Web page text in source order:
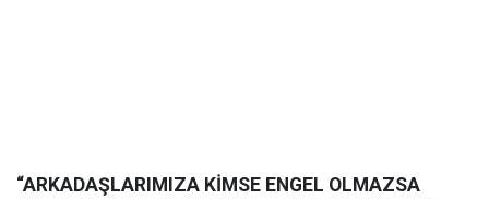
“ARKADAŞLARIMIZA KİMSE ENGEL OLMAZSA